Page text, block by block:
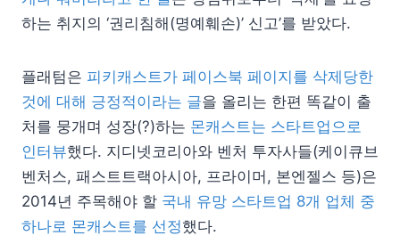
하는 취지의 ‘권리침해(명예훼손)’ 신고’를 받았다.
플래텀은 피키캐스트가 페이스북 페이지를 삭제당한
것에 대해 긍정적이라는 글을 올리는 한편 똑같이 출
처를 뭉개며 성장(?)하는 몬캐스트는 스타트업으로
인터뷰했다. 지디넷코리아와 벤처 투자사들(케이큐브
벤처스, 패스트트랙아시아, 프라이머, 본엔젤스 등)은
2014년 주목해야 할 국내 유망 스타트업 8개 업체 중
하나로 몬캐스트를 선정했다.